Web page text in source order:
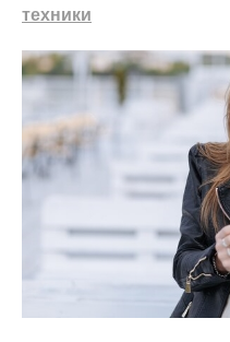
техники